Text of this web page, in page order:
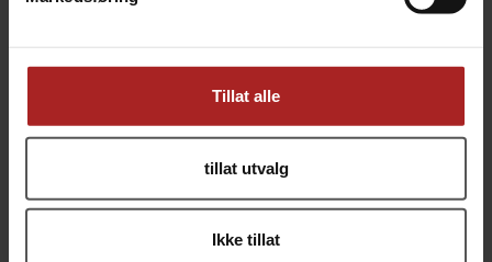
Tillat alle
tillat utvalg
Ikke tillat
Vin
TILBEHØR